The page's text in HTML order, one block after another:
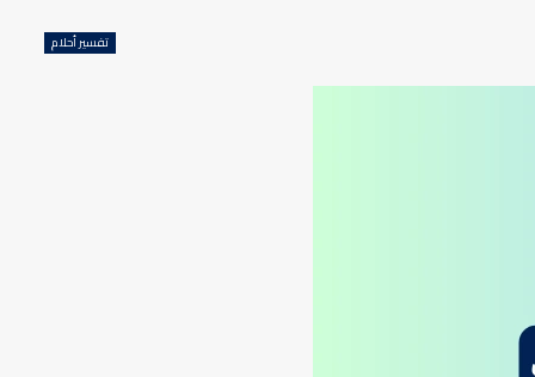
تفسير أحلام